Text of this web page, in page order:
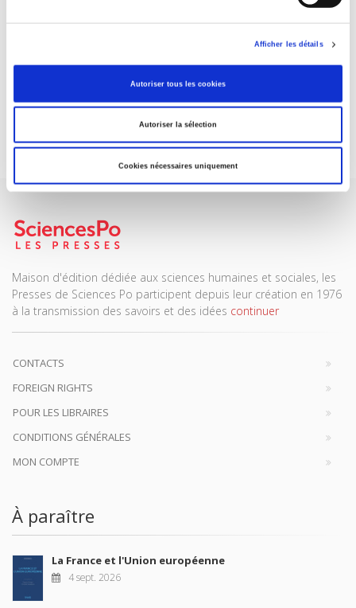
Afficher les détails
Autoriser tous les cookies
Autoriser la sélection
Cookies nécessaires uniquement
ABONNEZ-VOUS À NOS
REVUES
Maison d'édition dédiée aux sciences humaines et sociales, les
Presses de Sciences Po participent depuis leur création en 1976
à la transmission des savoirs et des idées continuer
CONTACTS
FOREIGN RIGHTS
POUR LES LIBRAIRES
CONDITIONS GÉNÉRALES
MON COMPTE
À paraître
La France et l'Union européenne
4 sept. 2026